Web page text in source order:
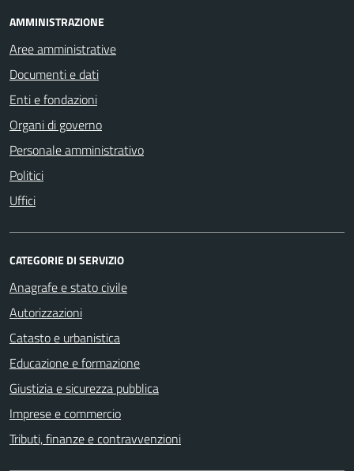
AMMINISTRAZIONE
Aree amministrative
Documenti e dati
Enti e fondazioni
Organi di governo
Personale amministrativo
Politici
Uffici
CATEGORIE DI SERVIZIO
Anagrafe e stato civile
Autorizzazioni
Catasto e urbanistica
Educazione e formazione
Giustizia e sicurezza pubblica
Imprese e commercio
Tributi, finanze e contravvenzioni